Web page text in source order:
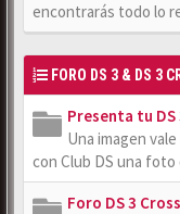
encontrarás todo lo
FORO DS 3 & DS 3
Presenta tu DS
Una imagen
con Club DS una foto
Foro DS 3